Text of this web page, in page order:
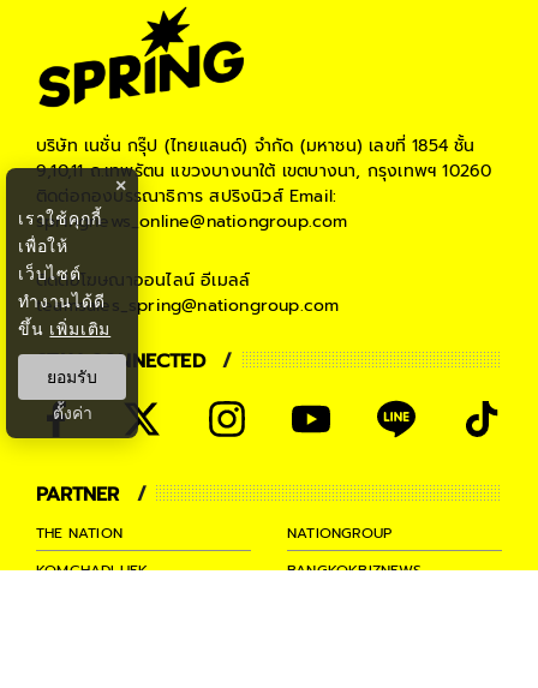
บริษัท เนชั่น กรุ๊ป (ไทยแลนด์) จำกัด (มหาชน) เลขที่ 1854 ชั้น
9,10,11 ถ.เทพรัตน แขวงบางนาใต้ เขตบางนา, กรุงเทพฯ 10260
ติดต่อกองบรรณาธิการ สปริงนิวส์Email:
springnews_online@nationgroup.com
ติดต่อโฆษณาออนไลน์ อีเมลล์
teamsales_spring@nationgroup.com
STAY CONNECTED
PARTNER
THE NATION
NATIONGROUP
KOMCHADLUEK
BANGKOKBIZNEWS
×
เราใช้คุกกี้
เพื่อให้
เว็บไซต์
ทำงานได้ดี
ขึ้น เพิ่มเติม
ยอมรับ
ตั้งค่า